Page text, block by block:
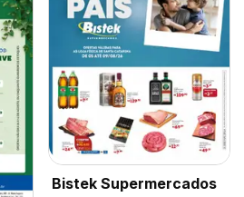
Bistek Supermercados